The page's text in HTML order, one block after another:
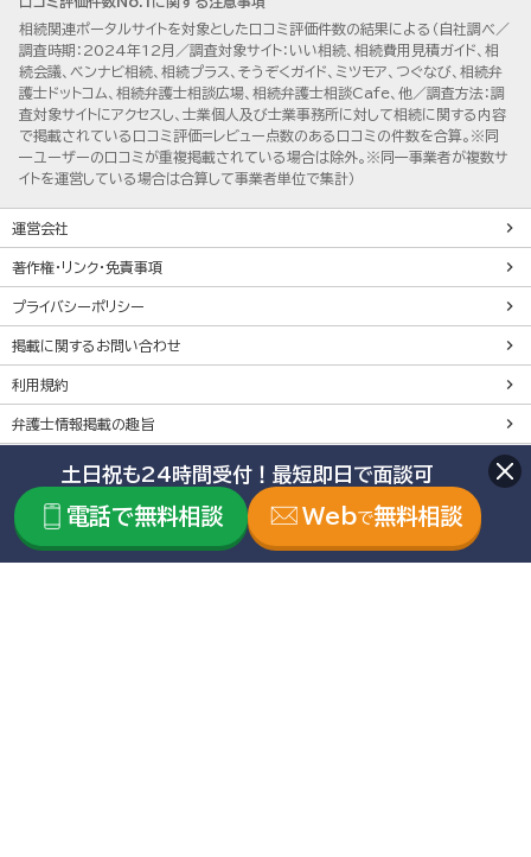
相続関連ポータルサイトを対象とした口コミ評価件数の結果による（自社調べ／
調査時期：2024年12月／調査対象サイト：いい相続、相続費用見積ガイド、相
続会議、ベンナビ相続、相続プラス、そうぞくガイド、ミツモア、つぐなび、相続弁
護士ドットコム、相続弁護士相談広場、相続弁護士相談Cafe、他／調査方法：調
査対象サイトにアクセスし、士業個人及び士業事務所に対して相続に関する内容
で掲載されている口コミ評価=レビュー点数のある口コミの件数を合算。※同
一ユーザーの口コミが重複掲載されている場合は除外。※同一事業者が複数サ
イトを運営している場合は合算して事業者単位で集計）
運営会社
著作権・リンク・免責事項
プライバシーポリシー
掲載に関するお問い合わせ
利用規約
弁護士情報掲載の趣旨
株式会社鎌倉新書は個人情報保護を目的にプライバシーマーク
を取得しています。
土日祝も24時間受付！最短即日で面談可
電話で無料相談 Webで無料相談